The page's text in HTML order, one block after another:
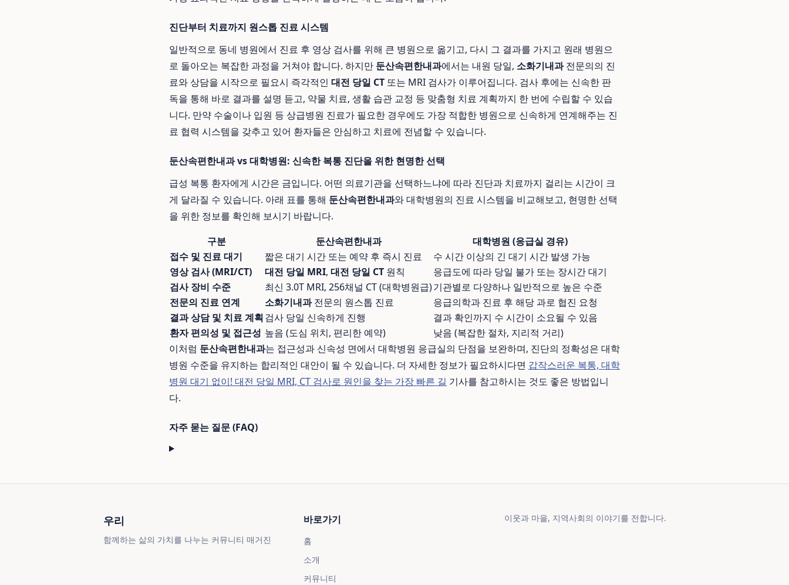
진단부터 치료까지 원스톱 진료 시스템
일반적으로 동네 병원에서 진료 후 영상 검사를 위해 큰 병원으로 옮기고, 다시 그 결과를 가지고 원래 병원으
로 돌아오는 복잡한 과정을 거쳐야 합니다. 하지만 둔산속편한내과에서는 내원 당일, 소화기내과전문의의 진
료와 상담을 시작으로 필요시 즉각적인 대전 당일 CT 또는 MRI 검사가 이루어집니다. 검사 후에는 신속한 판
독을 통해 바로 결과를 설명 듣고, 약물 치료, 생활 습관 교정 등 맞춤형 치료 계획까지 한 번에 수립할 수 있습
니다. 만약 수술이나 입원 등 상급병원 진료가 필요한 경우에도 가장 적합한 병원으로 신속하게 연계해주는 진
료 협력 시스템을 갖추고 있어 환자들은 안심하고 치료에 전념할 수 있습니다.
둔산속편한내과 vs 대학병원: 신속한 복통 진단을 위한 현명한 선택
급성 복통 환자에게 시간은 금입니다. 어떤 의료기관을 선택하느냐에 따라 진단과 치료까지 걸리는 시간이 크
게 달라질 수 있습니다. 아래 표를 통해 둔산속편한내과와 대학병원의 진료 시스템을 비교해보고, 현명한 선택
을 위한 정보를 확인해 보시기 바랍니다.
구분
둔산속편한내과
대학병원 (응급실 경유)
접수 및 진료 대기
짧은 대기 시간 또는 예약 후 즉시 진료
수 시간 이상의 긴 대기 시간 발생 가능
영상 검사 (MRI/CT)
대전 당일 MRI, 대전 당일 CT 원칙
응급도에 따라 당일 불가 또는 장시간 대기
검사 장비 수준
최신 3.0T MRI, 256채널 CT (대학병원급)기관별로 다양하나 일반적으로 높은 수준
전문의 진료 연계
소화기내과전문의 원스톱 진료
응급의학과 진료 후 해당 과로 협진 요청
결과 상담 및 치료 계획검사 당일 신속하게 진행
결과 확인까지 수 시간이 소요될 수 있음
환자 편의성 및 접근성 높음 (도심 위치, 편리한 예약)
낮음 (복잡한 절차, 지리적 거리)
이처럼 둔산속편한내과는 접근성과 신속성 면에서 대학병원 응급실의 단점을 보완하며, 진단의 정확성은 대학
병원 수준을 유지하는 합리적인 대안이 될 수 있습니다. 더 자세한 정보가 필요하시다면 갑작스러운 복통, 대학
병원 대기 없이! 대전 당일 MRI, CT 검사로 원인을 찾는 가장 빠른 길 기사를 참고하시는 것도 좋은 방법입니
다.
자주 묻는 질문 (FAQ)
우리
함께하는 삶의 가치를 나누는 커뮤니티 매거진
바로가기
홈
소개
커뮤니티
이웃과 마을, 지역사회의 이야기를 전합니다.